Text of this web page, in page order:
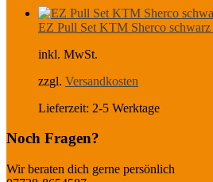
EZ Pull Set KTM Sherco schwarz
inkl. MwSt.
zzgl. Versandkosten
Lieferzeit: 2-5 Werktage
Noch Fragen?
Wir beraten dich gerne persönlich